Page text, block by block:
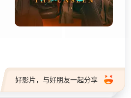
好影片，与好朋友一起分享